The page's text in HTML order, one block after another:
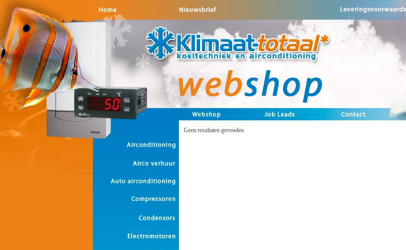
Geen resultaten gevonden